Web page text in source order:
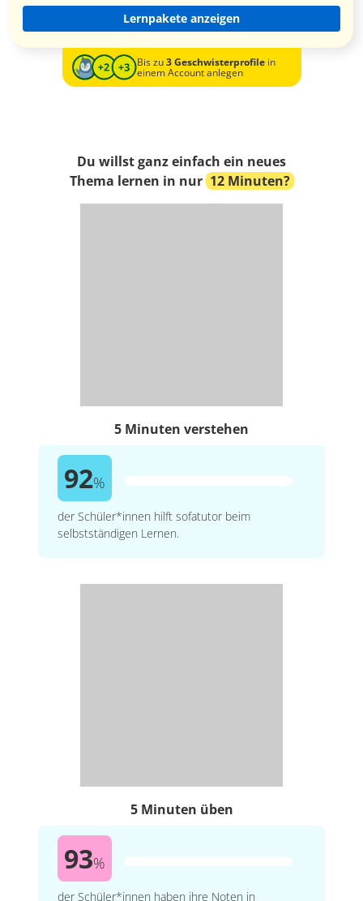
Lernpakete anzeigen
Bis zu3 Geschwisterprofilein
einem Account anlegen
Du willst ganz einfach ein neues
Thema lernen in nur 12 Minuten?
5 Minuten verstehen
92%
der Schüler*innen hilft sofatutor beim
selbstständigen Lernen.
5 Minuten üben
93%
der Schüler*innen haben ihre Noten in